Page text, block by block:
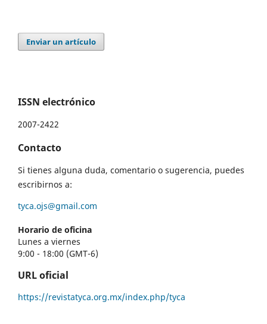
Enviar un artículo
ISSN electrónico
2007-2422
Contacto
Si tienes alguna duda, comentario o sugerencia, puedes
escribirnos a:
tyca.ojs@gmail.com
Horario de oficina
Lunes a viernes
9:00 - 18:00 (GMT-6)
URL oficial
https://revistatyca.org.mx/index.php/tyca